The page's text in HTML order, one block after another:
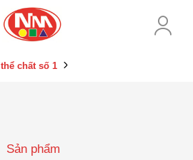
chất số 1
Sản phẩm